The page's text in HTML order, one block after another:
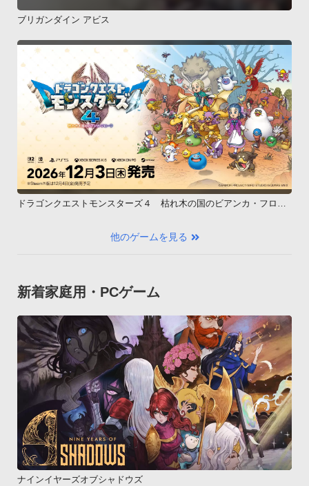
ブリガンダイン アビス
ドラゴンクエストモンスターズ４ 枯れ木の国のビアンカ・フロー
他のゲームを見る
新着家庭用・PCゲーム
ナインイヤーズオブシャドウズ